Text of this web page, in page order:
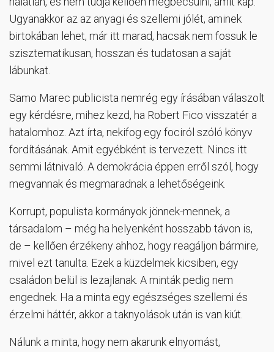
Ugyanakkor az az anyagi és szellemi jólét, aminek
birtokában lehet, már itt marad, hacsak nem fossuk le
szisztematikusan, hosszan és tudatosan a saját
lábunkat.
Samo Marec publicista nemrég egy írásában válaszolt
egy kérdésre, mihez kezd, ha Robert Fico visszatér a
hatalomhoz. Azt írta, nekifog egy fociról szóló könyv
fordításának. Amit egyébként is tervezett. Nincs itt
semmi látnivaló. A demokrácia éppen erről szól, hogy
megvannak és megmaradnak a lehetőségeink.
Korrupt, populista kormányok jönnek-mennek, a
társadalom – még ha helyenként hosszabb távon is,
de – kellően érzékeny ahhoz, hogy reagáljon bármire,
mivel ezt tanulta. Ezek a küzdelmek kicsiben, egy
családon belül is lezajlanak. A minták pedig nem
engednek. Ha a minta egy egészséges szellemi és
érzelmi háttér, akkor a taknyolások után is van kiút.
Nálunk a minta, hogy nem akarunk elnyomást,